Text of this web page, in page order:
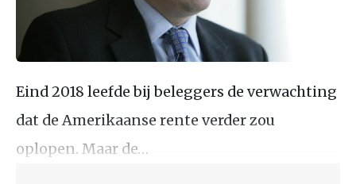
Eind 2018 leefde bij beleggers de verwachting
dat de Amerikaanse rente verder zou
oplopen. Maar de…